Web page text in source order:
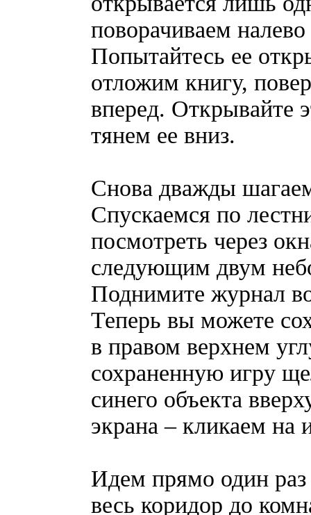
поворачиваем
Попытайтесь ее
отложим книгу,
вперед. Открывайте
тянем ее вниз.
Снова дважды
Спускаемся по
посмотреть через
следующим двум
Поднимите журнал
Теперь вы можете
в правом верхнем
сохраненную игру
синего объекта
экрана – кликаем на
Идем прямо один
весь коридор до